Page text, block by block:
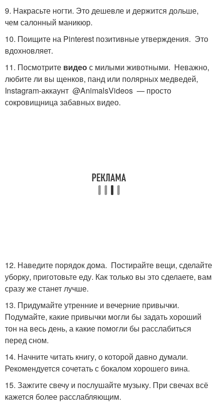
9. Накрасьте ногти. Это дешевле и держится дольше,
чем салонный маникюр.
10. Поищите на Pinterest позитивные утверждения. Это
вдохновляет.
11. Посмотрите видеос милыми животными. Неважно,
любите ли вы щенков, панд или полярных медведей,
Instagram-аккаунт @AnimalsVideos — просто
сокровищница забавных видео.
12. Наведите порядок дома. Постирайте вещи, сделайте
уборку, приготовьте еду. Как только вы это сделаете, вам
сразу же станет лучше.
13. Придумайте утренние и вечерние привычки.
Подумайте, какие привычки могли бы задать хороший
тон на весь день, а какие помогли бы расслабиться
перед сном.
14. Начните читать книгу, о которой давно думали.
Рекомендуется сочетать с бокалом хорошего вина.
15. Зажгите свечу и послушайте музыку. При свечах всё
кажется более расслабляющим.